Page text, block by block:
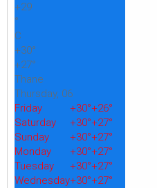
+29
°
C
+30°
+27°
Thane
Thursday, 06
Friday
+30°+26°
Saturday
+30°+27°
Sunday
+30°+27°
Monday
+30°+27°
Tuesday
+30°+27°
Wednesday+30°+27°